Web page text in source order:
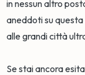
in nessun altro
aneddoti su
alle grandi città
Se stai ancora